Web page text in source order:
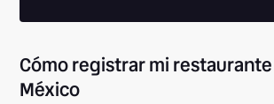
Cómo registrar mi restaurante
México